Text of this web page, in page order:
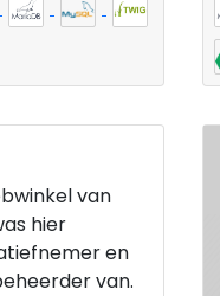
van
hier
en
van.